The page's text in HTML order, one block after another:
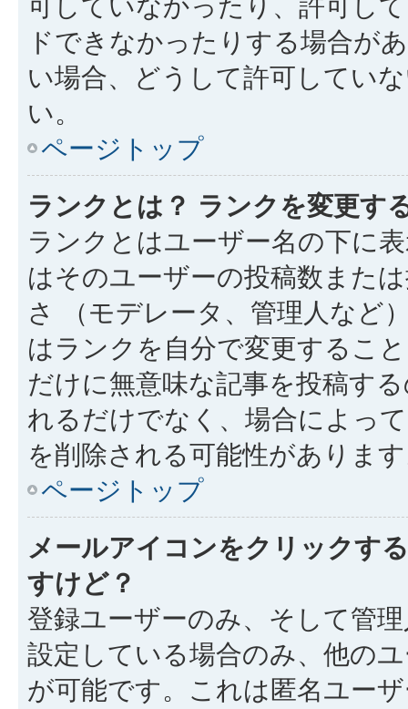
ドできなかったりする場合が
い場合、どうして許可してい
い。
ページトップ
ランクとは？ ランクを変更す
ランクとはユーザー名の下に
はそのユーザーの投稿数また
さ （モデレータ、管理人など
はランクを自分で変更するこ
だけに無意味な記事を投稿す
れるだけでなく、場合によっ
を削除される可能性がありま
ページトップ
メールアイコンをクリックす
すけど？
登録ユーザーのみ、そして管
設定している場合のみ、他の
が可能です。これは匿名ユー